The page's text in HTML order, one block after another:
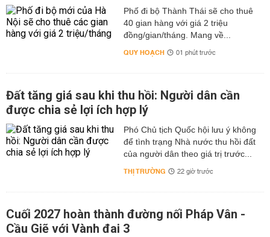
Phố đi bộ Thành Thái sẽ cho thuê
40 gian hàng với giá 2 triệu
đồng/gian/tháng. Mang về...
QUY HOẠCH 01 phút trước
Đất tăng giá sau khi thu hồi: Người dân cần
được chia sẻ lợi ích hợp lý
Phó Chủ tịch Quốc hội lưu ý không
để tình trạng Nhà nước thu hồi đất
của người dân theo giá trị trước...
THỊ TRƯỜNG 22 giờ trước
Cuối 2027 hoàn thành đường nối Pháp Vân -
Cầu Giẽ với Vành đai 3